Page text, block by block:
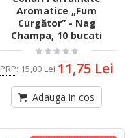
Aromatice „Fum
Curgător” - Nag
Champa, 10 bucati
PRP: 15,00 Lei 11,75 Lei
Adauga in cos